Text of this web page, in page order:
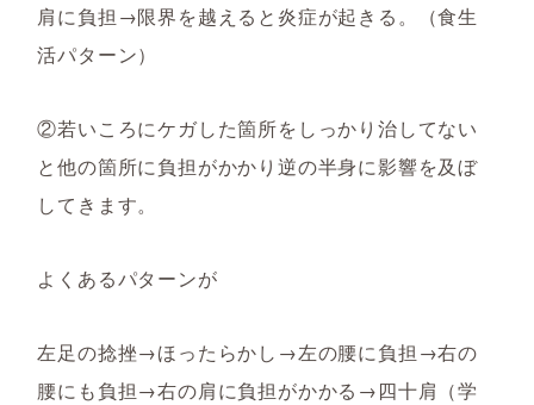
肩に負担→限界を越えると炎症が起きる。（食生
活パターン）
②若いころにケガした箇所をしっかり治してない
と他の箇所に負担がかかり逆の半身に影響を及ぼ
してきます。
よくあるパターンが
左足の捻挫→ほったらかし→左の腰に負担→右の
腰にも負担→右の肩に負担がかかる→四十肩（学